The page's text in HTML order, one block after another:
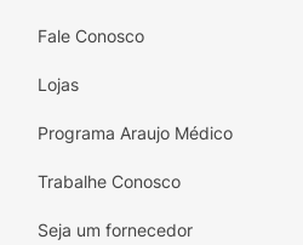
Fale Conosco
Lojas
Programa Araujo Médico
Trabalhe Conosco
Seja um fornecedor